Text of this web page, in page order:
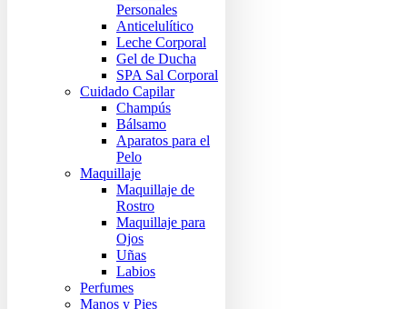
Personales
Anticelulítico
Leche Corporal
Gel de Ducha
SPA Sal Corporal
Cuidado Capilar
Champús
Bálsamo
Aparatos para el
Pelo
Maquillaje
Maquillaje de
Rostro
Maquillaje para
Ojos
Uñas
Labios
Perfumes
Manos y Pies